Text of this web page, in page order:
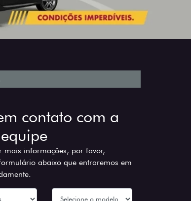
contato com a
mais informações, por favor,
abaixo que entraremos em